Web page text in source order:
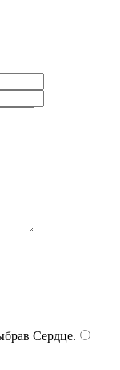
Сердце.